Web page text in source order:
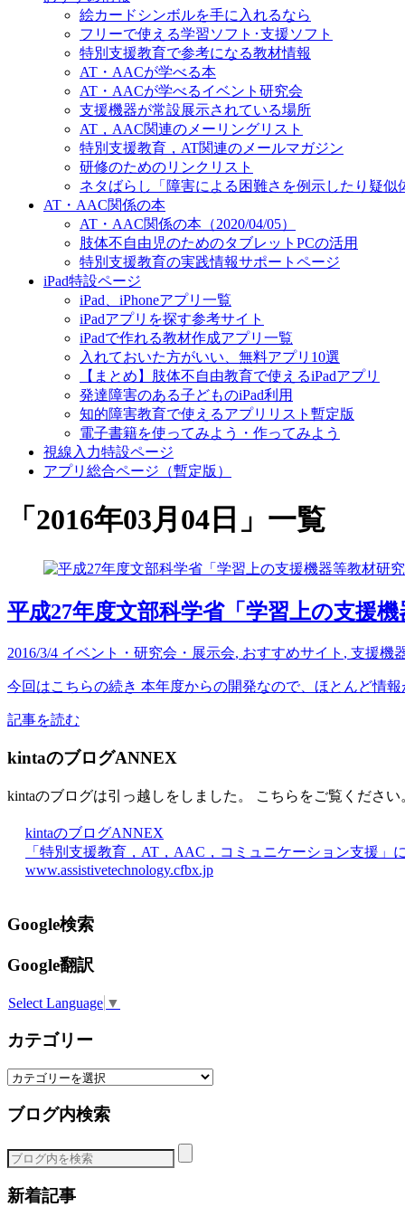
絵カードシンボルを手に入れるなら
フリーで使える学習ソフト･支援ソフト
特別支援教育で参考になる教材情報
AT・AACが学べる本
AT・AACが学べるイベント研究会
支援機器が常設展示されている場所
AT，AAC関連のメーリングリスト
特別支援教育，AT関連のメールマガジン
研修のためのリンクリスト
ネタばらし「障害による困難さを例示したり疑似
AT・AAC関係の本
AT・AAC関係の本（2020/04/05）
肢体不自由児のためのタブレットPCの活用
特別支援教育の実践情報サポートページ
iPad特設ページ
iPad、iPhoneアプリ一覧
iPadアプリを探す参考サイト
iPadで作れる教材作成アプリ一覧
入れておいた方がいい、無料アプリ10選
【まとめ】肢体不自由教育で使えるiPadアプリ
発達障害のある子どものiPad利用
知的障害教育で使えるアプリリスト暫定版
電子書籍を使ってみよう・作ってみよう
視線入力特設ページ
アプリ総合ページ（暫定版）
「 2016年03月04日 」 一覧
平成27年度文部科学省「学習上の支援
2016/3/4 イベント・研究会・展示会, おすすめサイト , 支援機
今回はこちらの続き 本年度からの開発なので、ほとんど情
記事を読む
kintaのブログANNEX
kintaのブログは引っ越しをしました。 こちらをご覧ください
kintaのブログANNEX
「特別支援教育，AT，AAC，コミュニケーション支援」
www.assistivetechnology.cfbx.jp
Google検索
Google翻訳
Select Language ▼
カテゴリー
カ
ゴ
ー
ブログ内検索
新着記事